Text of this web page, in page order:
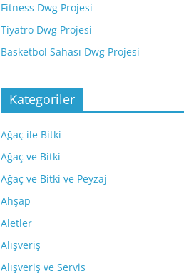
Fitness Dwg Projesi
Tiyatro Dwg Projesi
Basketbol Sahası Dwg Projesi
Kategoriler
Ağaç ile Bitki
Ağaç ve Bitki
Ağaç ve Bitki ve Peyzaj
Ahşap
Aletler
Alışveriş
Alışveriş ve Servis